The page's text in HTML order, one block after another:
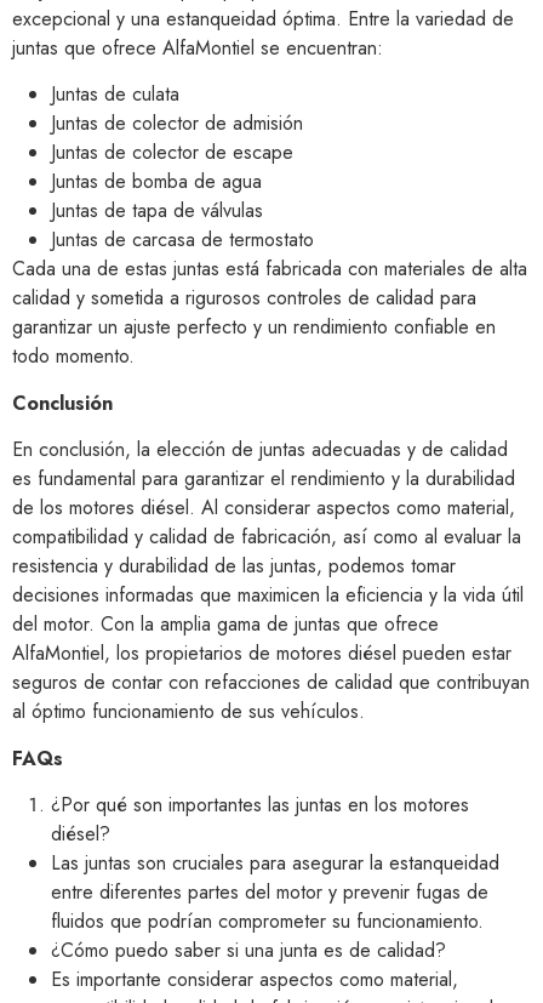
excepcional y una estanqueidad óptima. Entre la variedad de
juntas que ofrece AlfaMontiel se encuentran:
Juntas de culata
Juntas de colector de admisión
Juntas de colector de escape
Juntas de bomba de agua
Juntas de tapa de válvulas
Juntas de carcasa de termostato
Cada una de estas juntas está fabricada con materiales de alta
calidad y sometida a rigurosos controles de calidad para
garantizar un ajuste perfecto y un rendimiento confiable en
todo momento.
Conclusión
En conclusión, la elección de juntas adecuadas y de calidad
es fundamental para garantizar el rendimiento y la durabilidad
de los motores diésel. Al considerar aspectos como material,
compatibilidad y calidad de fabricación, así como al evaluar la
resistencia y durabilidad de las juntas, podemos tomar
decisiones informadas que maximicen la eficiencia y la vida útil
del motor. Con la amplia gama de juntas que ofrece
AlfaMontiel, los propietarios de motores diésel pueden estar
seguros de contar con refacciones de calidad que contribuyan
al óptimo funcionamiento de sus vehículos.
FAQs
¿Por qué son importantes las juntas en los motores
diésel?
Las juntas son cruciales para asegurar la estanqueidad
entre diferentes partes del motor y prevenir fugas de
fluidos que podrían comprometer su funcionamiento.
¿Cómo puedo saber si una junta es de calidad?
Es importante considerar aspectos como material,